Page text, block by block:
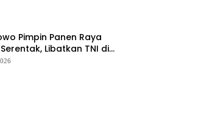
Pimpin Panen Raya
Libatkan TNI di
Indonesia